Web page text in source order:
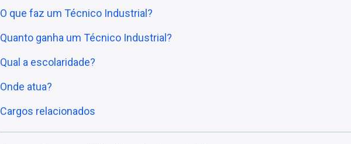
O que faz um Técnico Industrial?
Quanto ganha um Técnico Industrial?
Qual a escolaridade?
Onde atua?
Cargos relacionados